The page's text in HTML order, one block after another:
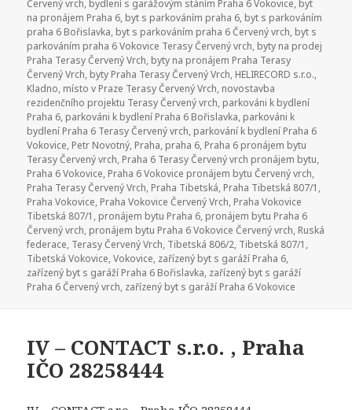
Červený vrch, bydlení s garážovým stáním Praha 6 Vokovice, byt
na pronájem Praha 6, byt s parkováním praha 6, byt s parkováním
praha 6 Bořislavka, byt s parkováním praha 6 Červený vrch, byt s
parkováním praha 6 Vokovice Terasy Červený vrch, byty na prodej
Praha Terasy Červený Vrch, byty na pronájem Praha Terasy
Červený Vrch, byty Praha Terasy Červený Vrch, HELIRECORD s.r.o.,
Kladno, místo v Praze Terasy Červený Vrch, novostavba
rezidenčního projektu Terasy Červený vrch, parkováni k bydlení
Praha 6, parkováni k bydlení Praha 6 Bořislavka, parkováni k
bydlení Praha 6 Terasy Červený vrch, parkování k bydlení Praha 6
Vokovice, Petr Novotný, Praha, praha 6, Praha 6 pronájem bytu
Terasy Červený vrch, Praha 6 Terasy Červený vrch pronájem bytu,
Praha 6 Vokovice, Praha 6 Vokovice pronájem bytu Červený vrch,
Praha Terasy Červený Vrch, Praha Tibetská, Praha Tibetská 807/1 ,
Praha Vokovice, Praha Vokovice Červený Vrch, Praha Vokovice
Tibetská 807/1 , pronájem bytu Praha 6, pronájem bytu Praha 6
Červený vrch, pronájem bytu Praha 6 Vokovice Červený vrch, Ruská
federace, Terasy Červený Vrch, Tibetská 806/2, Tibetská 807/1 ,
Tibetská Vokovice,Vokovice, zařízený byt s garáží Praha 6,
zařízený byt s garáží Praha 6 Bořislavka, zařízený byt s garáží
Praha 6 Červený vrch, zařízený byt s garáží Praha 6 Vokovice
IV – CONTACT s.r.o. , Praha
IČO 28258444